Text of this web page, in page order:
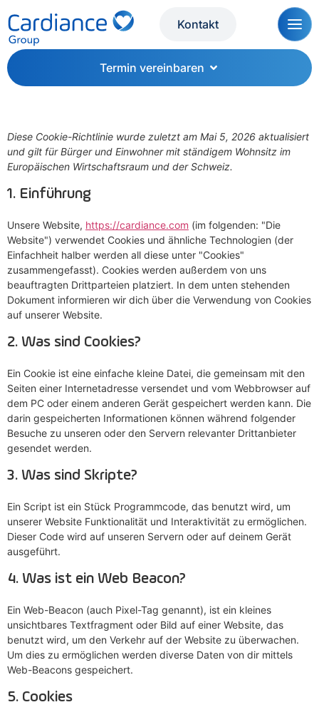
Kontakt
Termin vereinbaren
Diese Cookie-Richtlinie wurde zuletzt am Mai 5, 2026 aktualisiert
und gilt für Bürger und Einwohner mit ständigem Wohnsitz im
Europäischen Wirtschaftsraum und der Schweiz.
1. Einführung
Unsere Website, https://cardiance.com (im folgenden: "Die
Website") verwendet Cookies und ähnliche Technologien (der
Einfachheit halber werden all diese unter "Cookies"
zusammengefasst). Cookies werden außerdem von uns
beauftragten Drittparteien platziert. In dem unten stehenden
Dokument informieren wir dich über die Verwendung von Cookies
auf unserer Website.
2. Was sind Cookies?
Ein Cookie ist eine einfache kleine Datei, die gemeinsam mit den
Seiten einer Internetadresse versendet und vom Webbrowser auf
dem PC oder einem anderen Gerät gespeichert werden kann. Die
darin gespeicherten Informationen können während folgender
Besuche zu unseren oder den Servern relevanter Drittanbieter
gesendet werden.
3. Was sind Skripte?
Ein Script ist ein Stück Programmcode, das benutzt wird, um
unserer Website Funktionalität und Interaktivität zu ermöglichen.
Dieser Code wird auf unseren Servern oder auf deinem Gerät
ausgeführt.
4. Was ist ein Web Beacon?
Ein Web-Beacon (auch Pixel-Tag genannt), ist ein kleines
unsichtbares Textfragment oder Bild auf einer Website, das
benutzt wird, um den Verkehr auf der Website zu überwachen.
Um dies zu ermöglichen werden diverse Daten von dir mittels
Web-Beacons gespeichert.
5. Cookies